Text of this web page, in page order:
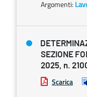
Argomenti:
SEZIONE
2025, n.
Scarica